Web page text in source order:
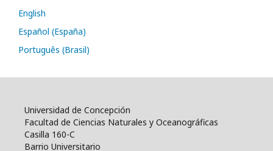
English
Español (España)
Português (Brasil)
Universidad de Concepción
Facultad de Ciencias Naturales y Oceanográficas
Casilla 160-C
Barrio Universitario